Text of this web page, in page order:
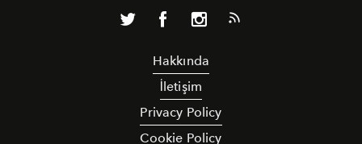
Hakkında
İletişim
Privacy Policy
Cookie Policy